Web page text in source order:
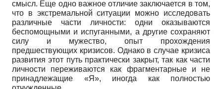
смысл. Еще одно важное отличие заключается в том,
что в экстремальной ситуации можно исследовать
различные части личности: одни оказываются
беспомощными и испуганными, а другие сохраняют
силу и мужество, опыт прохождения
предшествующих кризисов. Однако в случае кризиса
развития этот путь практически закрыт, так как части
личности переживаются как фрагментарные и не
принадлежащие «Я», иногда как полностью